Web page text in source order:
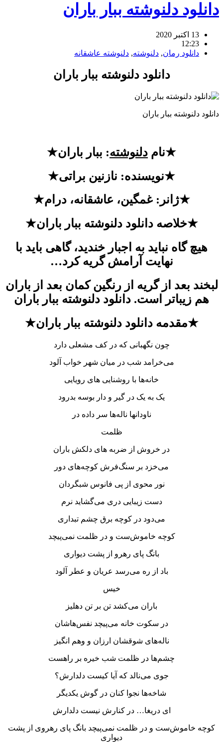
دانلود دلنوشته ببار باران
13 اکتبر 2020
12:23
دانلود رمان, دلنوشته, دلنوشته عاشقانه
دانلود دلنوشته ببار باران
دانلود دلنوشته ببار باران
★نام دلنوشته: ببار باران★
★نویسنده: نازنین براتی★
★ژانر: غمگین، عاشقانه، درام★
★خلاصه دانلود دلنوشته ببار باران★
هیچ گاه نباید به اجبار خندید، گاهی باید با
نهایت آرامش گریه کرد…
لبخند بعد از گریه از رنگین کمان بعد از باران
هم زیباتر است. دانلود دلنوشته ببار باران
★مقدمه دانلود دلنوشته ببار باران★
چون نگهبانی که در کف مشعلی دارد
می‌خرامد شب در میان شهر خواب آلود
خانه‌ها با روشنایی های رویایی
یک به یک در گیر و دار بوسه بدرود
ناودانها ناله‌ها سر داده در
ظلمت
در خروش از ضربه های دلکش باران
می‌خزد بر سنگ‌فرش کوچه‌های دور
نور محوی از پی فانوس شبگردان
دست زیبایی دری می‌گشاید نرم
می‌دود در کوچه برق چشم تبداری
کوچه خاموش‌ست و در ظلمت نمی‌پیچد
بانگ پای رهرو از پشت دیواری
باد از ره می‌رسد عریان و عطر آلود
خیس
باران می‌کشد تن بر تن دهلیز
در سکوت خانه می‌پیچد نفس‌هاشان
ناله‌های شوقشان ارزان و وهم انگیز
چشم‌ها در ظلمت شب خیره بر راهست
جوی می‌نالد که آیا کیست دلدارش؟
شاخه‌ها نجوا کنان در گوش یکدیگر
ای دریغا… در کنارش نیست دلدارش
کوچه خاموش‌ست و در ظلمت نمی‌پیچد بانگ پای رهروی از پشت
دیواری